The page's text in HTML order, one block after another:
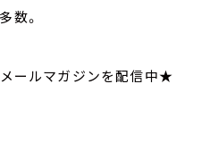
数。
ールマガジンを配信中★